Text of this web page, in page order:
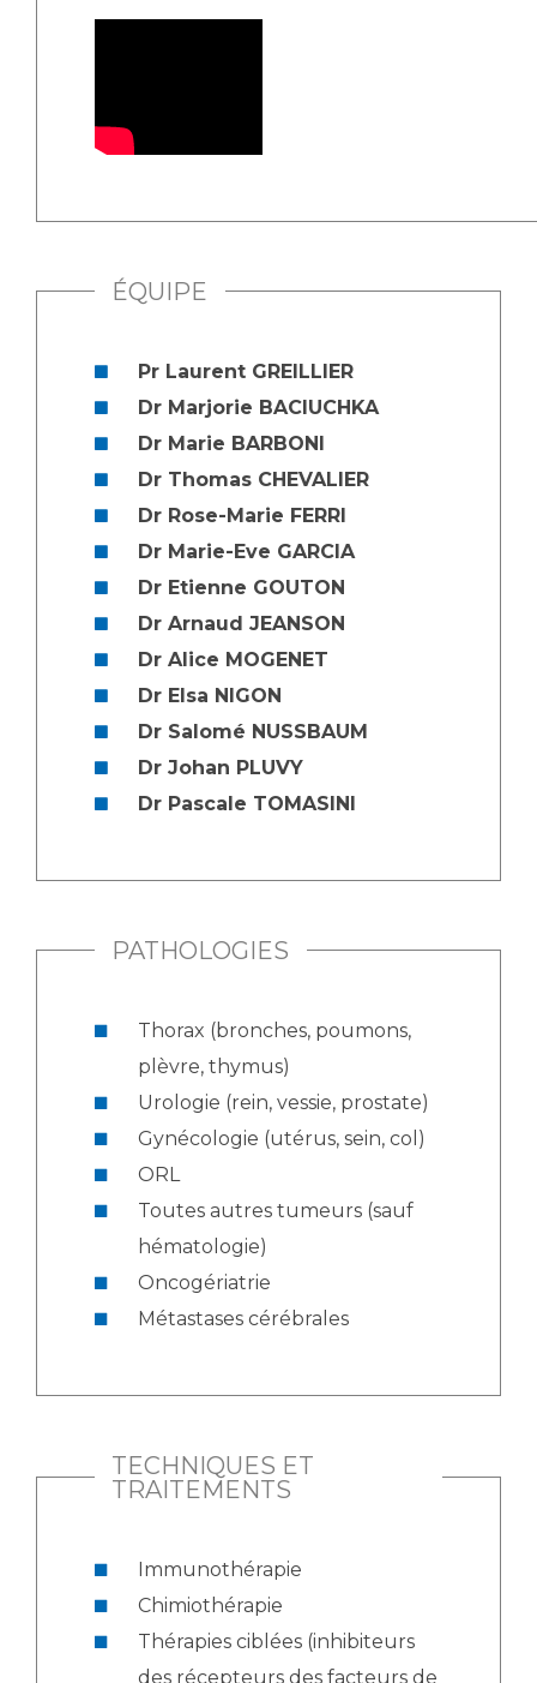
ÉQUIPE
Pr Laurent GREILLIER
Dr Marjorie BACIUCHKA
Dr Marie BARBONI
Dr Thomas CHEVALIER
Dr Rose-Marie FERRI
Dr Marie-Eve GARCIA
Dr Etienne GOUTON
Dr Arnaud JEANSON
Dr Alice MOGENET
Dr Elsa NIGON
Dr Salomé NUSSBAUM
Dr Johan PLUVY
Dr Pascale TOMASINI
PATHOLOGIES
Thorax (bronches, poumons,
plèvre, thymus)
Urologie (rein, vessie, prostate)
Gynécologie (utérus, sein, col)
ORL
Toutes autres tumeurs (sauf
hématologie)
Oncogériatrie
Métastases cérébrales
TECHNIQUES ET
TRAITEMENTS
Immunothérapie
Chimiothérapie
Thérapies ciblées (inhibiteurs
des récepteurs des facteurs de